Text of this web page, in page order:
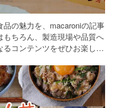
の魅力を、macaroniの記事
ちろん、製造現場や品質へ
コンテンツをぜひお楽しみ